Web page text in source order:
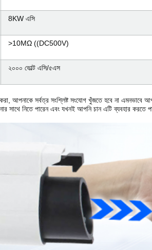
8KW এসি
>10MΩ ((DC500V)
২০০০ ভোল্ট এসি/৫এস
করা, আপনাকে সর্বত্র সংশ্লিষ্ট সংযোগ খুঁজতে হবে না এমনভাবে
সাথে নিতে পারেন এবং যখনই আপনি চান এটি ব্যবহার করতে